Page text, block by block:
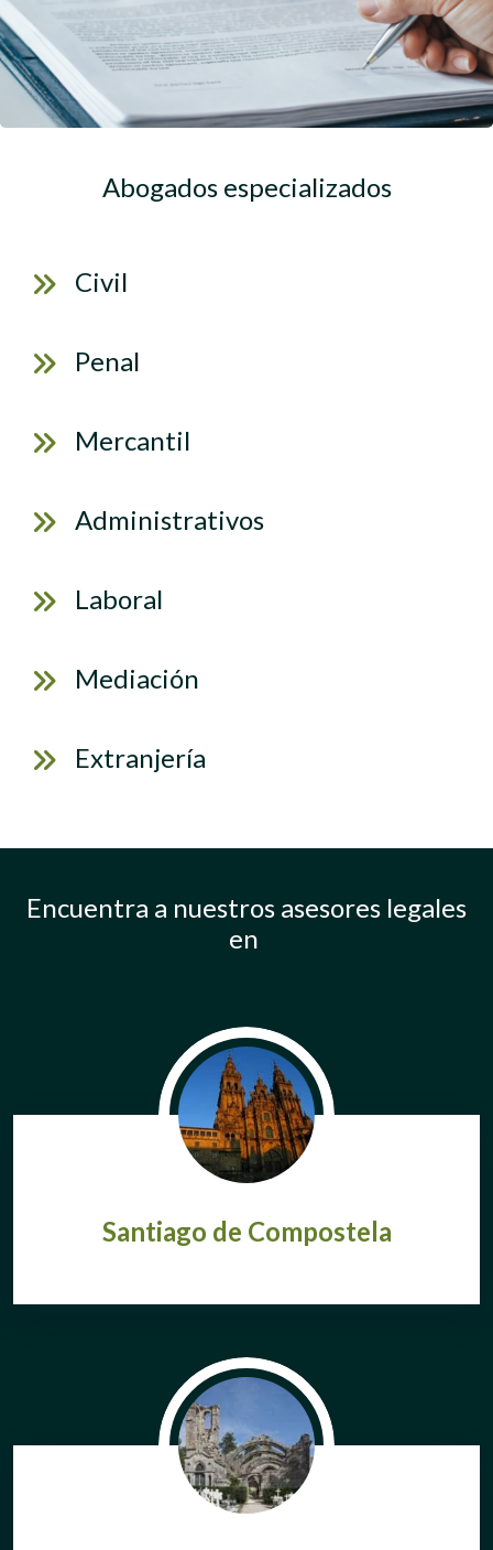
Abogados especializados
Civil
Penal
Mercantil
Administrativos
Laboral
Mediación
Extranjería
Encuentra a nuestros asesores legales
en
Santiago de Compostela